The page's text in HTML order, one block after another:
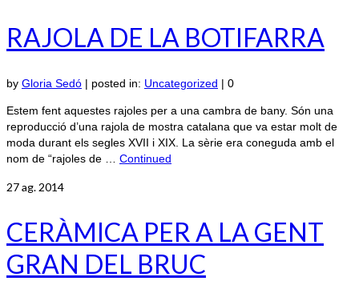
RAJOLA DE LA BOTIFARRA
by Gloria Sedó | posted in: Uncategorized | 0
Estem fent aquestes rajoles per a una cambra de bany. Són una
reproducció d’una rajola de mostra catalana que va estar molt de
moda durant els segles XVII i XIX. La sèrie era coneguda amb el
nom de “rajoles de … Continued
27ag. 2014
CERÀMICA PER A LA GENT
GRAN DEL BRUC